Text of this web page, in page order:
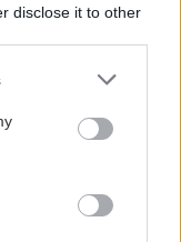
disclose it to other
or more Google
You may click to
party tags to
in below Google